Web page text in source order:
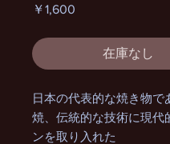
￥1,600
在庫なし
日本の代表的な焼き物で
焼、伝統的な技術に現代
ンを取り入れた